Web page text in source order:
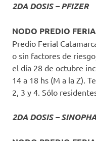
2DA DOSIS – PFIZER
NODO PREDIO
Predio Ferial
o sin factores de
el día 28 de octubre
14 a 18 hs (M a la Z).
2, 3 y 4. Sólo
2DA DOSIS –